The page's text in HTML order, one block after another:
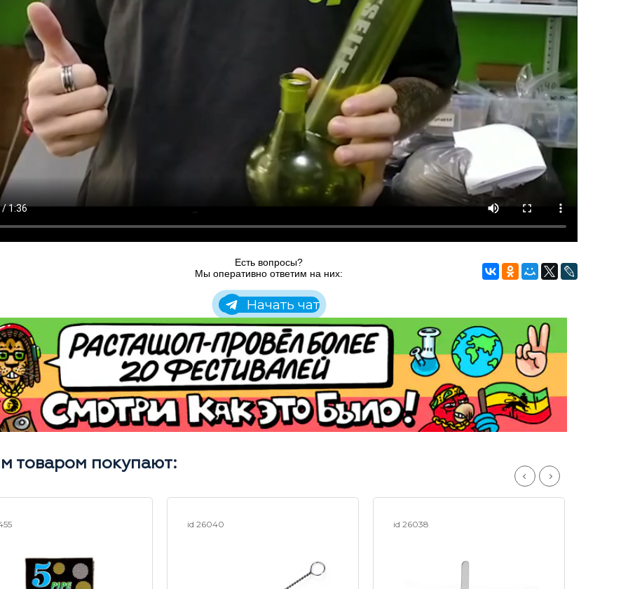
Есть вопросы?
Мы оперативно ответим на них:
Начать чат
товаром покупают:
id 26040 id 26038